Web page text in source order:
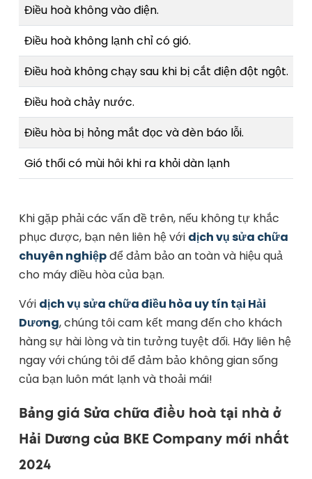
Điều hoà không vào điện.
Điều hoà không lạnh chỉ có gió.
Điều hoà không chạy sau khi bị cắt điện đột ngột.
Điều hoà chảy nước.
Điều hòa bị hỏng mắt đọc và đèn báo lỗi.
Gió thổi có mùi hôi khi ra khỏi dàn lạnh
Khi gặp phải các vấn đề trên, nếu không tự khắc
phục được, bạn nên liên hệ với dịch vụ sửa chữa
chuyên nghiệpđể đảm bảo an toàn và hiệu quả
cho máy điều hòa của bạn.
Với dịch vụ sửa chữa điều hòa uy tín tại Hải
Dương, chúng tôi cam kết mang đến cho khách
hàng sự hài lòng và tin tưởng tuyệt đối. Hãy liên hệ
ngay với chúng tôi để đảm bảo không gian sống
của bạn luôn mát lạnh và thoải mái!
Bảng giá Sửa chữa điều hoà tại nhà ở
Hải Dương của BKE Company mới nhất
2024